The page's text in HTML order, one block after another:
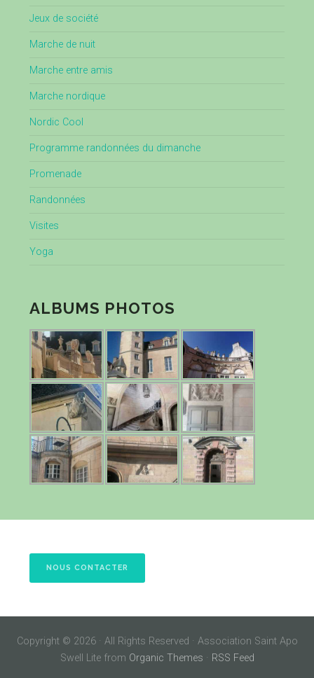
Jeux de société
Marche de nuit
Marche entre amis
Marche nordique
Nordic Cool
Programme randonnées du dimanche
Promenade
Randonnées
Visites
Yoga
ALBUMS PHOTOS
NOUS CONTACTER
Copyright © 2026 · All Rights Reserved · Association Saint Apo
Swell Lite from Organic Themes · RSS Feed